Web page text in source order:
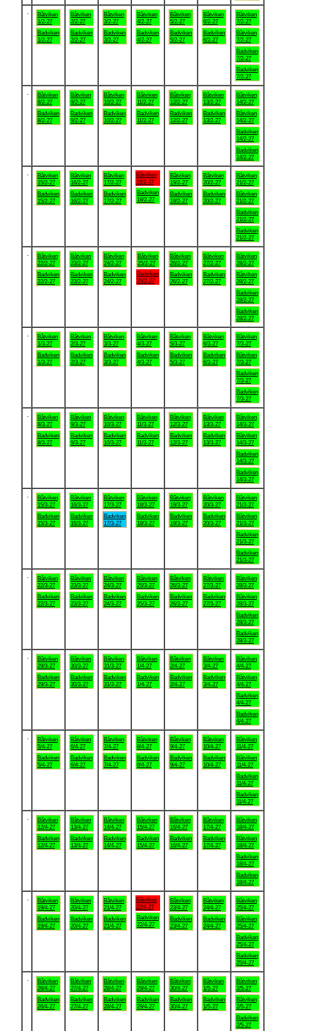
Båtviken
1/2-27
Badviken
1/2-27
Båtviken
2/2-27
Badviken
2/2-27
Båtviken
3/2-27
Badviken
3/2-27
Båtviken
4/2-27
Badviken
4/2-27
Båtviken
5/2-27
Badviken
5/2-27
Båtviken
6/2-27
Badviken
6/2-27
Båtviken
7/2-27
Båtviken
7/2-27
Badviken
7/2-27
Badviken
7/2-27
Båtviken
8/2-27
Badviken
8/2-27
Båtviken
9/2-27
Badviken
9/2-27
Båtviken
10/2-27
Badviken
10/2-27
Båtviken
11/2-27
Badviken
11/2-27
Båtviken
12/2-27
Badviken
12/2-27
Båtviken
13/2-27
Badviken
13/2-27
Båtviken
14/2-27
Båtviken
14/2-27
Badviken
14/2-27
Badviken
14/2-27
Båtviken
15/2-27
Badviken
15/2-27
Båtviken
16/2-27
Badviken
16/2-27
Båtviken
17/2-27
Badviken
17/2-27
Båtviken
18/2-27
Badviken
18/2-27
Båtviken
19/2-27
Badviken
19/2-27
Båtviken
20/2-27
Badviken
20/2-27
Båtviken
21/2-27
Båtviken
21/2-27
Badviken
21/2-27
Badviken
21/2-27
Båtviken
22/2-27
Badviken
22/2-27
Båtviken
23/2-27
Badviken
23/2-27
Båtviken
24/2-27
Badviken
24/2-27
Båtviken
25/2-27
Badviken
25/2-27
Båtviken
26/2-27
Badviken
26/2-27
Båtviken
27/2-27
Badviken
27/2-27
Båtviken
28/2-27
Båtviken
28/2-27
Badviken
28/2-27
Badviken
28/2-27
Båtviken
1/3-27
Badviken
1/3-27
Båtviken
2/3-27
Badviken
2/3-27
Båtviken
3/3-27
Badviken
3/3-27
Båtviken
4/3-27
Badviken
4/3-27
Båtviken
5/3-27
Badviken
5/3-27
Båtviken
6/3-27
Badviken
6/3-27
Båtviken
7/3-27
Båtviken
7/3-27
Badviken
7/3-27
Badviken
7/3-27
Båtviken
8/3-27
Badviken
8/3-27
Båtviken
9/3-27
Badviken
9/3-27
Båtviken
10/3-27
Badviken
10/3-27
Båtviken
11/3-27
Badviken
11/3-27
Båtviken
12/3-27
Badviken
12/3-27
Båtviken
13/3-27
Badviken
13/3-27
Båtviken
14/3-27
Båtviken
14/3-27
Badviken
14/3-27
Badviken
14/3-27
Båtviken
15/3-27
Badviken
15/3-27
Båtviken
16/3-27
Badviken
16/3-27
Båtviken
17/3-27
Badviken
17/3-27
Båtviken
18/3-27
Badviken
18/3-27
Båtviken
19/3-27
Badviken
19/3-27
Båtviken
20/3-27
Badviken
20/3-27
Båtviken
21/3-27
Båtviken
21/3-27
Badviken
21/3-27
Badviken
21/3-27
Båtviken
22/3-27
Badviken
22/3-27
Båtviken
23/3-27
Badviken
23/3-27
Båtviken
24/3-27
Badviken
24/3-27
Båtviken
25/3-27
Badviken
25/3-27
Båtviken
26/3-27
Badviken
26/3-27
Båtviken
27/3-27
Badviken
27/3-27
Båtviken
28/3-27
Båtviken
28/3-27
Badviken
28/3-27
Badviken
28/3-27
Båtviken
29/3-27
Badviken
29/3-27
Båtviken
30/3-27
Badviken
30/3-27
Båtviken
31/3-27
Badviken
31/3-27
Båtviken
1/4-27
Badviken
1/4-27
Båtviken
2/4-27
Badviken
2/4-27
Båtviken
3/4-27
Badviken
3/4-27
Båtviken
4/4-27
Båtviken
4/4-27
Badviken
4/4-27
Badviken
4/4-27
Båtviken
5/4-27
Badviken
5/4-27
Båtviken
6/4-27
Badviken
6/4-27
Båtviken
7/4-27
Badviken
7/4-27
Båtviken
8/4-27
Badviken
8/4-27
Båtviken
9/4-27
Badviken
9/4-27
Båtviken
10/4-27
Badviken
10/4-27
Båtviken
11/4-27
Båtviken
11/4-27
Badviken
11/4-27
Badviken
11/4-27
Båtviken
12/4-27
Badviken
12/4-27
Båtviken
13/4-27
Badviken
13/4-27
Båtviken
14/4-27
Badviken
14/4-27
Båtviken
15/4-27
Badviken
15/4-27
Båtviken
16/4-27
Badviken
16/4-27
Båtviken
17/4-27
Badviken
17/4-27
Båtviken
18/4-27
Båtviken
18/4-27
Badviken
18/4-27
Badviken
18/4-27
Båtviken
19/4-27
Badviken
19/4-27
Båtviken
20/4-27
Badviken
20/4-27
Båtviken
21/4-27
Badviken
21/4-27
Båtviken
22/4-27
Badviken
22/4-27
Båtviken
23/4-27
Badviken
23/4-27
Båtviken
24/4-27
Badviken
24/4-27
Båtviken
25/4-27
Båtviken
25/4-27
Badviken
25/4-27
Badviken
25/4-27
Båtviken
26/4-27
Badviken
26/4-27
Båtviken
27/4-27
Badviken
27/4-27
Båtviken
28/4-27
Badviken
28/4-27
Båtviken
29/4-27
Badviken
29/4-27
Båtviken
30/4-27
Badviken
30/4-27
Båtviken
1/5-27
Badviken
1/5-27
Båtviken
2/5-27
Båtviken
2/5-27
Badviken
2/5-27